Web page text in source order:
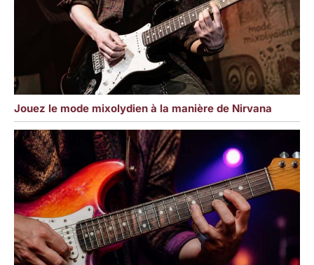
Jouez le mode mixolydien à la manière de Nirvana